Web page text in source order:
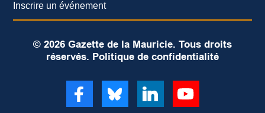
Inscrire un événement
© 2026 Gazette de la Mauricie. Tous droits
réservés. Politique de confidentialité